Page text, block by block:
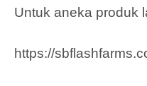
Untuk aneka produk
https://